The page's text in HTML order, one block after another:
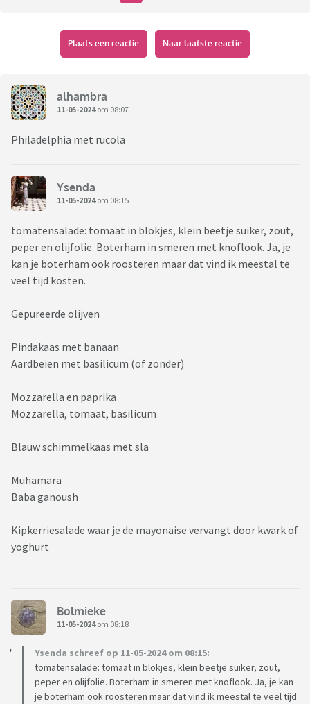
Plaats een reactie Naar laatste reactie
alhambra
11-05-2024om 08:07
Philadelphia met rucola
Ysenda
11-05-2024om 08:15
tomatensalade: tomaat in blokjes, klein beetje suiker, zout,
peper en olijfolie. Boterham in smeren met knoflook. Ja, je
kan je boterham ook roosteren maar dat vind ik meestal te
veel tijd kosten.
Gepureerde olijven
Pindakaas met banaan
Aardbeien met basilicum (of zonder)
Mozzarella en paprika
Mozzarella, tomaat, basilicum
Blauw schimmelkaas met sla
Muhamara
Baba ganoush
Kipkerriesalade waar je de mayonaise vervangt door kwark of
yoghurt
Bolmieke
11-05-2024om 08:18
Ysenda schreef op 11-05-2024 om 08:15:
tomatensalade: tomaat in blokjes, klein beetje suiker, zout,
peper en olijfolie. Boterham in smeren met knoflook. Ja, je kan
je boterham ook roosteren maar dat vind ik meestal te veel tijd